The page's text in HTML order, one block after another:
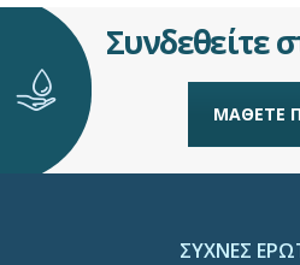
Συνδεθείτε
ΜΑΘΕΤΕ
ΣΥΧΝΕΣ